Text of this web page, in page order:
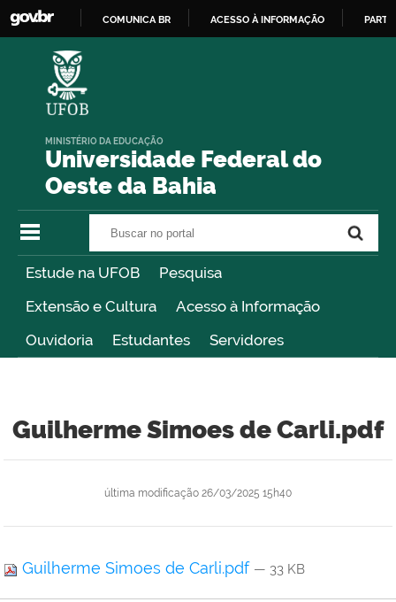
COMUNICA BR ACESSO À INFORMAÇÃO
Universidade Federal do
Oeste da Bahia
MINISTÉRIO DA EDUCAÇÃO
Estude na UFOB
Pesquisa
Extensão e Cultura
Acesso à Informação
Ouvidoria
Estudantes Servidores
Guilherme Simoes de Carli.pdf
última modificação 26/03/2025 15h40
Guilherme Simoes de Carli.pdf — 33 KB